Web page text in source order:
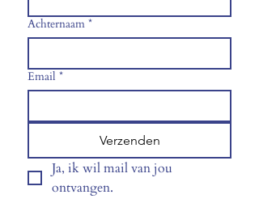
Achternaam *
Email *
Verzenden
Ja, ik wil mail van jou
ontvangen.